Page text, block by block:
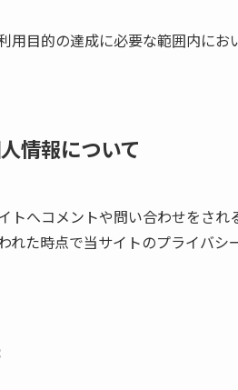
用目的の達成に必要な範囲内にお
情報について
トへコメントや問い合わせをさ
れた時点で当サイトのプライバシ